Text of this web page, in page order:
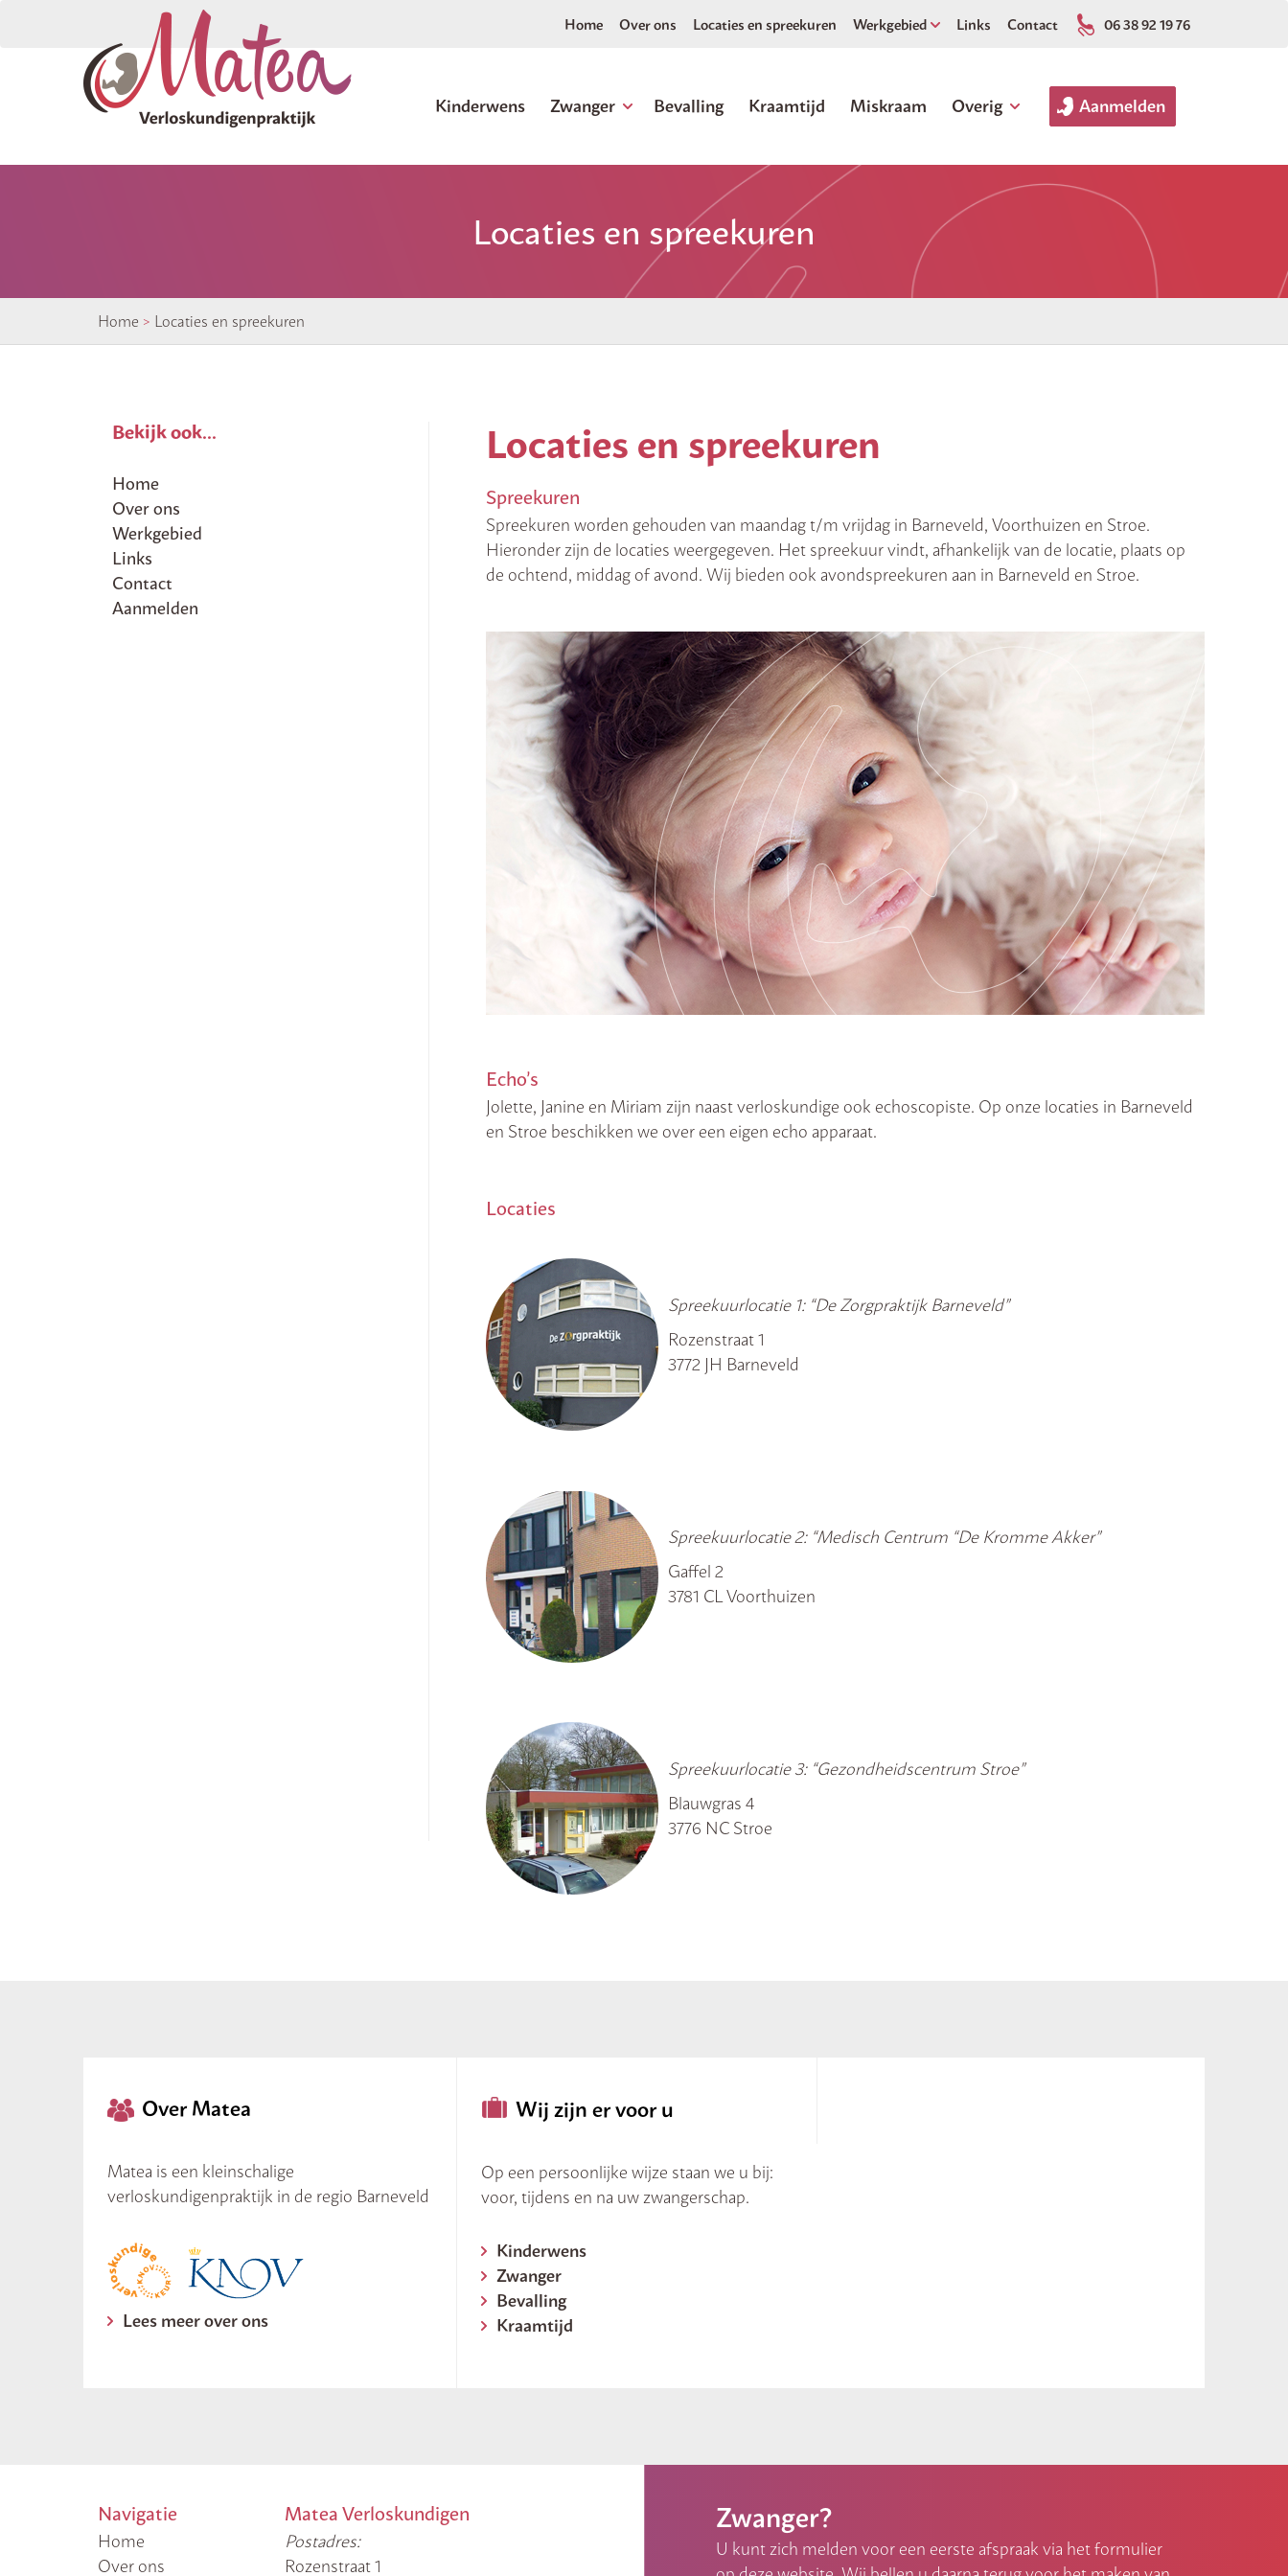
06 38 92 19 76
Home Over ons Locaties en spreekuren Werkgebied Links Contact
Kinderwens Zwanger Bevalling Kraamtijd Miskraam Overig Aanmelden
Locaties en spreekuren
Home > Locaties en spreekuren
Locaties en spreekuren
Spreekuren
Spreekuren worden gehouden van maandag t/m vrijdag in Barneveld, Voorthuizen en Stroe.
Hieronder zijn de locaties weergegeven. Het spreekuur vindt, afhankelijk van de locatie, plaats op
de ochtend, middag of avond. Wij bieden ook avondspreekuren aan in Barneveld en Stroe.
Echo’s
Jolette, Janine en Miriam zijn naast verloskundige ook echoscopiste. Op onze locaties in Barneveld
en Stroe beschikken we over een eigen echo apparaat.
Locaties
Spreekuurlocatie 1: “De Zorgpraktijk Barneveld”
Rozenstraat 1
3772 JH Barneveld
Spreekuurlocatie 2: “Medisch Centrum “De Kromme Akker”
Gaffel 2
3781 CL Voorthuizen
Spreekuurlocatie 3: “Gezondheidscentrum Stroe”
Blauwgras 4
3776 NC Stroe
Bekijk ook...
Home
Over ons
Werkgebied
Links
Contact
Aanmelden
Over Matea
Matea is een kleinschalige
verloskundigenpraktijk in de regio Barneveld
Lees meer over ons
Wij zijn er voor u
Op een persoonlijke wijze staan we u bij:
voor, tijdens en na uw zwangerschap.
Kinderwens
Zwanger
Bevalling
Kraamtijd
Navigatie
Home
Over ons
Matea Verloskundigen
Postadres:
Rozenstraat 1
Zwanger?
U kunt zich melden voor een eerste afspraak via het formulier